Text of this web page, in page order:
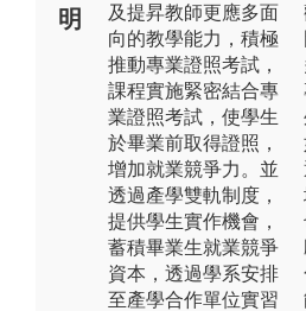
明
及提昇教師更應多面
向的教學能力，積極
推動專業證照考試，
課程實施緊密結合專
業證照考試，使學生
於畢業前取得證照，
增加就業競爭力。並
透過產學雙軌制度，
提供學生實作機會，
蓄積畢業生就業競爭
資本，透過學系安排
至產學合作單位實習